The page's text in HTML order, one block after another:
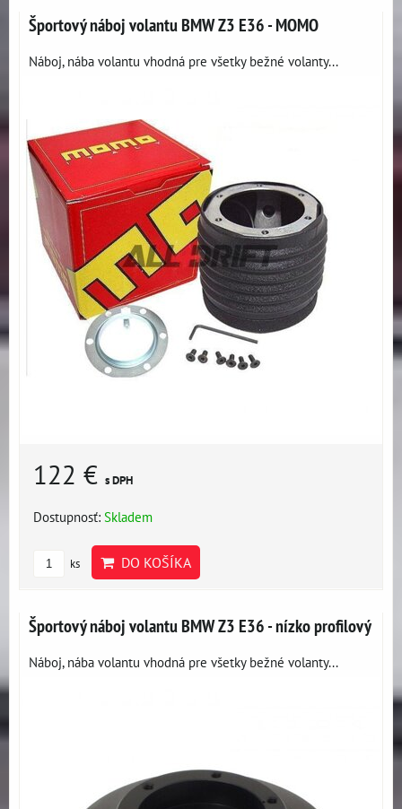
Športový náboj volantu BMW Z3 E36 - MOMO
Náboj, nába volantu vhodná pre všetky bežné volanty...
122 € s DPH
Dostupnosť: Skladem
ks DO KOŠÍKA
Športový náboj volantu BMW Z3 E36 - nízko profilový
Náboj, nába volantu vhodná pre všetky bežné volanty...